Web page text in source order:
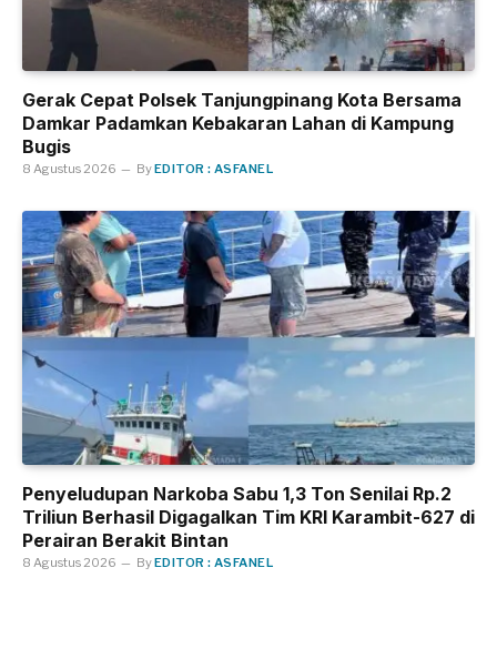
Gerak Cepat Polsek Tanjungpinang Kota Bersama
Damkar Padamkan Kebakaran Lahan di Kampung
Bugis
8 Agustus 2026 ByEDITOR : ASFANEL
Penyeludupan Narkoba Sabu 1,3 Ton Senilai Rp.2
Triliun Berhasil Digagalkan Tim KRI Karambit-627 di
Perairan Berakit Bintan
8 Agustus 2026 ByEDITOR : ASFANEL